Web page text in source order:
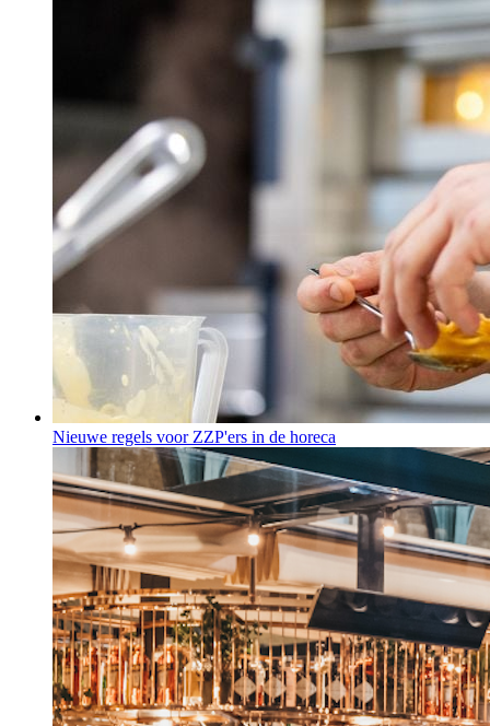
Nieuwe regels voor ZZP'ers in de horeca